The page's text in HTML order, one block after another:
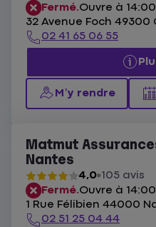
Fermé.Ouvre à 14:00
32 Avenue Foch 49300
02 41 65 06 55
M’y rendre
Matmut
Nantes
4,0 105 avis
Fermé.Ouvre à 14:00
1 Rue Félibien 44000
02 51 25 04 44